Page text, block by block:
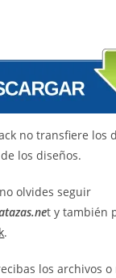
no transfiere los
los diseños.
olvides seguir
t y también
.
los archivos o